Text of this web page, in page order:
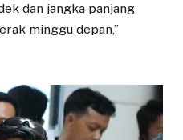
dan jangka panjang
minggu depan,”